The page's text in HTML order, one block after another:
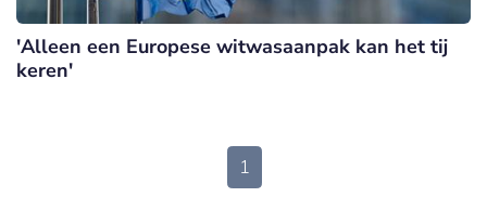
'Alleen een Europese witwasaanpak kan het tij
keren'
1